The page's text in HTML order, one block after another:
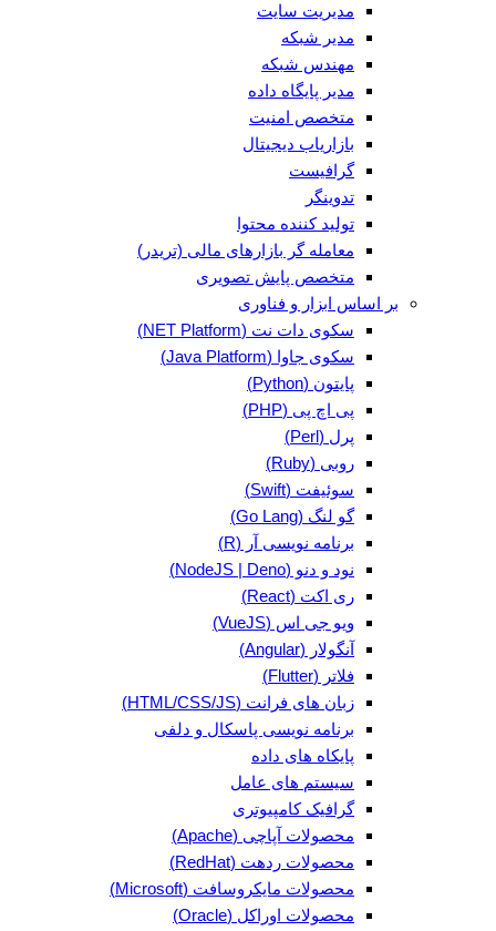
مدیریت سایت
مدیر شبکه
مهندس شبکه
مدیر پایگاه داده
متخصص امنیت
بازاریاب دیجیتال
گرافیست
تدوینگر
تولید کننده محتوا
معامله گر بازارهای مالی (تریدر)
متخصص پایش تصویری
بر اساس ابزار و فناوری
سکوی دات نت (NET Platform)
سکوی جاوا (Java Platform)
پایتون (Python)
پی اچ پی (PHP)
پرل (Perl)
روبی (Ruby)
سوئیفت (Swift)
گو لنگ (Go Lang)
برنامه نویسی آر (R)
نود و دنو (NodeJS | Deno)
ری اکت (React)
ویو جی اس (VueJS)
آنگولار (Angular)
فلاتر (Flutter)
زبان های فرانت (HTML/CSS/JS)
برنامه نویسی پاسکال و دلفی
پایکاه های داده
سیستم های عامل
گرافیک کامپیوتری
محصولات آپاچی (Apache)
محصولات ردهت (RedHat)
محصولات مایکروسافت (Microsoft)
محصولات اوراکل (Oracle)